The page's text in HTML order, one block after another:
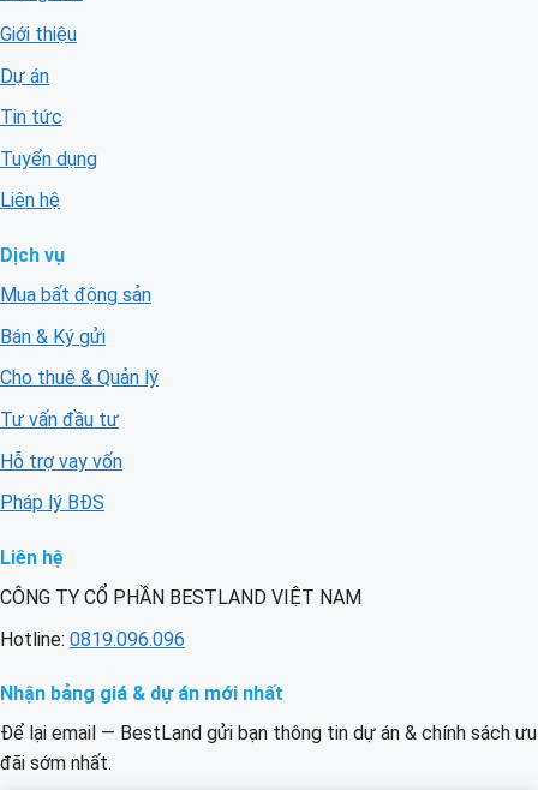
Giới thiệu
Dự án
Tin tức
Tuyển dụng
Liên hệ
Dịch vụ
Mua bất động sản
Bán & Ký gửi
Cho thuê & Quản lý
Tư vấn đầu tư
Hỗ trợ vay vốn
Pháp lý BĐS
Liên hệ
CÔNG TY CỔ PHẦN BESTLAND VIỆT NAM
Hotline: 0819.096.096
Nhận bảng giá & dự án mới nhất
Để lại email — BestLand gửi bạn thông tin dự án & chính sách ưu
đãi sớm nhất.